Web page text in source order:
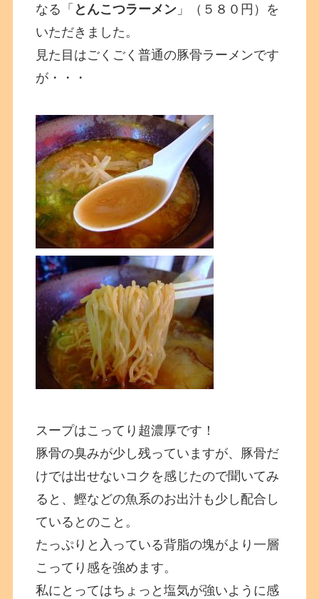
なる「 とんこつラーメン 」（５８０円）を
いただきました。
見た目はごくごく普通の豚骨ラーメンです
が・・・
スープはこってり超濃厚です！
豚骨の臭みが少し残っていますが、豚骨だ
けでは出せないコクを感じたので聞いてみ
ると、鰹などの魚系のお出汁も少し配合し
ているとのこと。
たっぷりと入っている背脂の塊がより一層
こってり感を強めます。
私にとってはちょっと塩気が強いように感